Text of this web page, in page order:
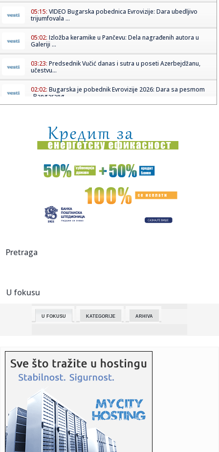
05:15: VIDEO Bugarska pobednica Evrovizije: Dara ubedljivo
trijumfovala ...
05:02: Izložba keramike u Pančevu: Dela nagrađenih autora u
Galeriji ...
03:23: Predsednik Vučić danas i sutra u poseti Azerbejdžanu,
učestvu...
02:02: Bugarska je pobednik Evrovizije 2026: Dara sa pesmom
„Bangarang...
01:12:Bugarska pobjednik Evrovizije 2026. (VIDEO)
00:55:Oblačno, vetrovito i osetno hladnije sa kišom
Real doveo pojačanje za kraj sezone! Ipak, neće ga biti na
00:44:Lotus na Renaultov i Geelyjev pogon
saveznicima...
00:09:
00:04:
Češka traži da se ponovi njihov nastup na Evroviziji zbog
23:49:VELIKI UDARAC ZA PARTIZAN: Crno-beli ostaju bez važnog
aduta pre...
23:48:Zbog prijetnji navijača: U Zenici otkazana predstava o
sarajevsk...
23:48:Balkanac u Beču ukrao "magične karte" vrijedne 76.000
Pretraga
U fokusu
U FOKUSU KATEGORIJE ARHIVA